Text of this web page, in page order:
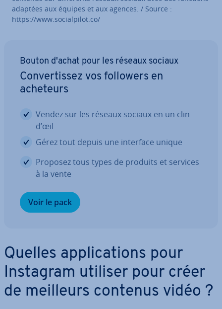
adaptées aux équipes et aux agences. / Source :
https://www.so­cial­pi­lot.co/
Bouton d'achat pour les réseaux sociaux
Con­ver­tis­sez vos followers en
acheteurs
Vendez sur les réseaux sociaux en un clin
d’œil
Gérez tout depuis une interface unique
Proposez tous types de produits et services
à la vente
Voir le pack
Quelles ap­pli­ca­tions pour
Instagram utiliser pour créer
de meilleurs contenus vidéo ?